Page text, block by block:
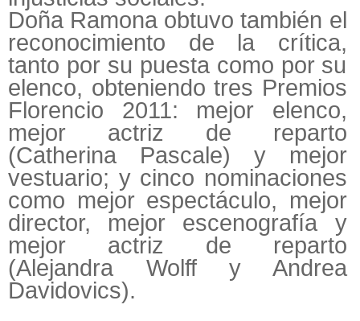
Doña Ramona obtuvo también el
reconocimiento de la crítica,
tanto por su puesta como por su
elenco, obteniendo tres Premios
Florencio 2011: mejor elenco,
mejor actriz de reparto
(Catherina Pascale) y mejor
vestuario; y cinco nominaciones
como mejor espectáculo, mejor
director, mejor escenografía y
mejor actriz de reparto
(Alejandra Wolff y Andrea
Davidovics).